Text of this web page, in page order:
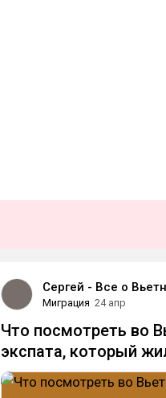
Сергей - Все о
Миграция 24 апр
Что посмотреть во
экспата, который